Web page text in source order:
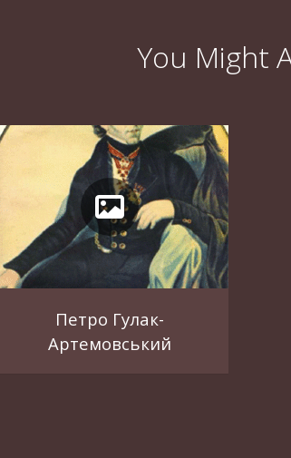
You Might
Петро Гулак-
Артемовський